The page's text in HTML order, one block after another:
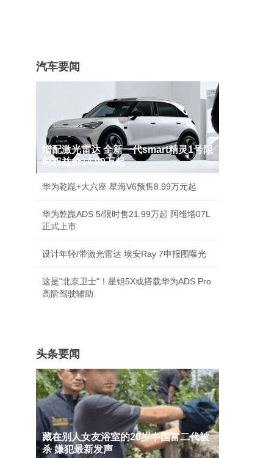
汽车要闻
增配激光雷达 全新一代smart精灵1号限
时权益价14.99万起
华为乾崑+大六座 星海V6预售8.99万元起
华为乾崑ADS 5/限时售21.99万起 阿维塔07L
正式上市
设计年轻/带激光雷达 埃安Ray 7申报图曝光
这是"北京卫士"！星钽5X或搭载华为ADS Pro
高阶驾驶辅助
头条要闻
藏在别人女友浴室的20岁中国富二代被
杀 嫌犯最新发声